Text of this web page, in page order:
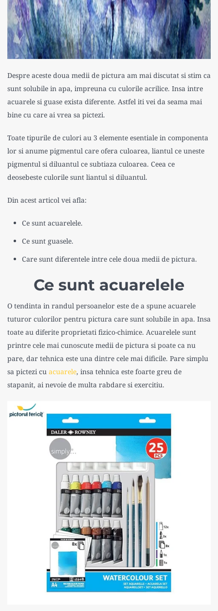
Despre aceste doua medii de pictura am mai discutat si stim ca
sunt solubile in apa, impreuna cu culorile acrilice. Insa intre
acuarele si guase exista diferente. Astfel iti vei da seama mai
bine cu care ai vrea sa pictezi.
Toate tipurile de culori au 3 elemente esentiale in componenta
lor si anume pigmentul care ofera culoarea, liantul ce uneste
pigmentul si diluantul ce subtiaza culoarea. Ceea ce
deosebeste culorile sunt liantul si diluantul.
Din acest articol vei afla:
Ce sunt acuarelele.
Ce sunt guasele.
Care sunt diferentele intre cele doua medii de pictura.
Ce sunt acuarelele
O tendinta in randul persoanelor este de a spune acuarele
tuturor culorilor pentru pictura care sunt solubile in apa. Insa
toate au diferite proprietati fizico-chimice. Acuarelele sunt
printre cele mai cunoscute medii de pictura si poate ca nu
pare, dar tehnica este una dintre cele mai dificile. Pare simplu
sa pictezi cu acuarele, insa tehnica este foarte greu de
stapanit, ai nevoie de multa rabdare si exercitiu.